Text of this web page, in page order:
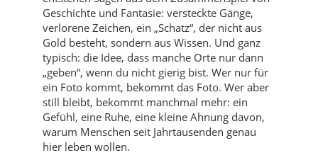
Geschichte und Fantasie: versteckte Gänge,
verlorene Zeichen, ein „Schatz“, der nicht aus
Gold besteht, sondern aus Wissen. Und ganz
typisch: die Idee, dass manche Orte nur dann
„geben“, wenn du nicht gierig bist. Wer nur für
ein Foto kommt, bekommt das Foto. Wer aber
still bleibt, bekommt manchmal mehr: ein
Gefühl, eine Ruhe, eine kleine Ahnung davon,
warum Menschen seit Jahrtausenden genau
hier leben wollen.